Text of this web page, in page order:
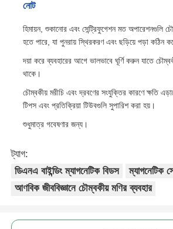
নোট
হিমায়ন, শুকানোর এবং সেন্ট্রিফুগেশন মত অপারেশনগুলি
হতে পারে, যা পুনরায় স্থিরকরণ এবং ছড়িয়ে পড়া কঠিন
দয়া করে ব্যবহারের আগে ভালভাবে ঘূর্ণি করুন যাতে
থাকে।
চৌম্বকীয় মরীচি এবং দ্রবণের সংযুক্তির কারণে ক্ষতি
টিপস এবং প্রতিক্রিয়া টিউবগুলি সুপারিশ করা হয়।
শুধুমাত্র গবেষণার জন্য।
ট্যাগ:
ডিএনএ বাইন্ডিং ম্যাগনেটিক বিডস
ম্যাগনেটিক
আণবিক জীববিজ্ঞানে চৌম্বকীয় মণির ব্যবহার